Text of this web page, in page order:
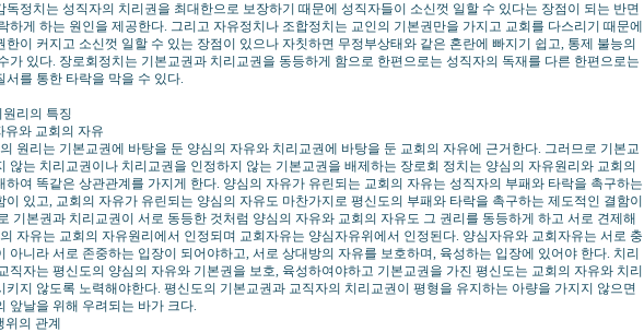
독정치는 성직자의 치리권을 최대한으로 보장하기 때문에 성직자들이 소신껏 일할 수 있다는 장점이 되는 반면
하게 하는 원인을 제공한다. 그리고 자유정치나 조합정치는 교인의 기본권만을 가지고 교회를 다스리기 때문에
한이 커지고 소신껏 일할 수 있는 장점이 있으나 자칫하면 무정부상태와 같은 혼란에 빠지기 쉽고, 통제 불능의
가 있다. 장로회정치는 기본교권과 치리교권을 동등하게 함으로 한편으로는 성직자의 독재를 다른 한편으로는
서를 통한 타락을 막을 수 있다.
리의 특징
유와 교회의 자유
원리는 기본교권에 바탕을 둔 양심의 자유와 치리교권에 바탕을 둔 교회의 자유에 근거한다. 그러므로 기본교
않는 치리교권이나 치리교권을 인정하지 않는 기본교권을 배제하는 장로회 정치는 양심의 자유원리와 교회의
하여 똑같은 상관관계를 가지게 한다. 양심의 자유가 유린되는 교회의 자유는 성직자의 부패와 타락을 촉구하는
이 있고, 교회의 자유가 유린되는 양심의 자유도 마찬가지로 평신도의 부패와 타락을 촉구하는 제도적인 결함이
기본권과 치리교권이 서로 동등한 것처럼 양심의 자유와 교회의 자유도 그 권리를 동등하게 하고 서로 견제해
자유는 교회의 자유원리에서 인정되며 교회자유는 양심자유위에서 인정된다. 양심자유와 교회자유는 서로 충
아니라 서로 존중하는 입장이 되어야하고, 서로 상대방의 자유를 보호하며, 육성하는 입장에 있어야 한다. 치리
직자는 평신도의 양심의 자유와 기본권을 보호, 육성하여야하고 기본교권을 가진 평신도는 교회의 자유와 치리
키지 않도록 노력해야한다. 평신도의 기본교권과 교직자의 치리교권이 평형을 유지하는 아량을 가지지 않으면
앞날을 위해 우려되는 바가 크다.
위의 관계